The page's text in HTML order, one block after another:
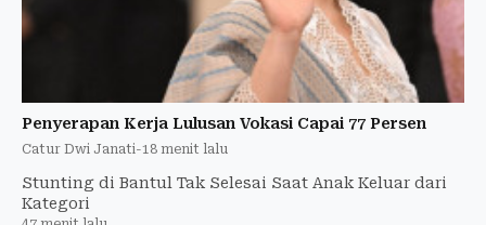
Penyerapan Kerja Lulusan Vokasi Capai 77 Persen
Catur Dwi Janati-18 menit lalu
Stunting di Bantul Tak Selesai Saat Anak Keluar dari
Kategori